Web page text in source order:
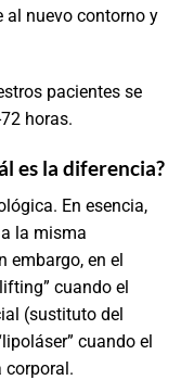
al nuevo contorno y
pacientes se
horas.
es la diferencia?
En esencia,
la misma
embargo, en el
cuando el
(sustituto del
cuando el
corporal.